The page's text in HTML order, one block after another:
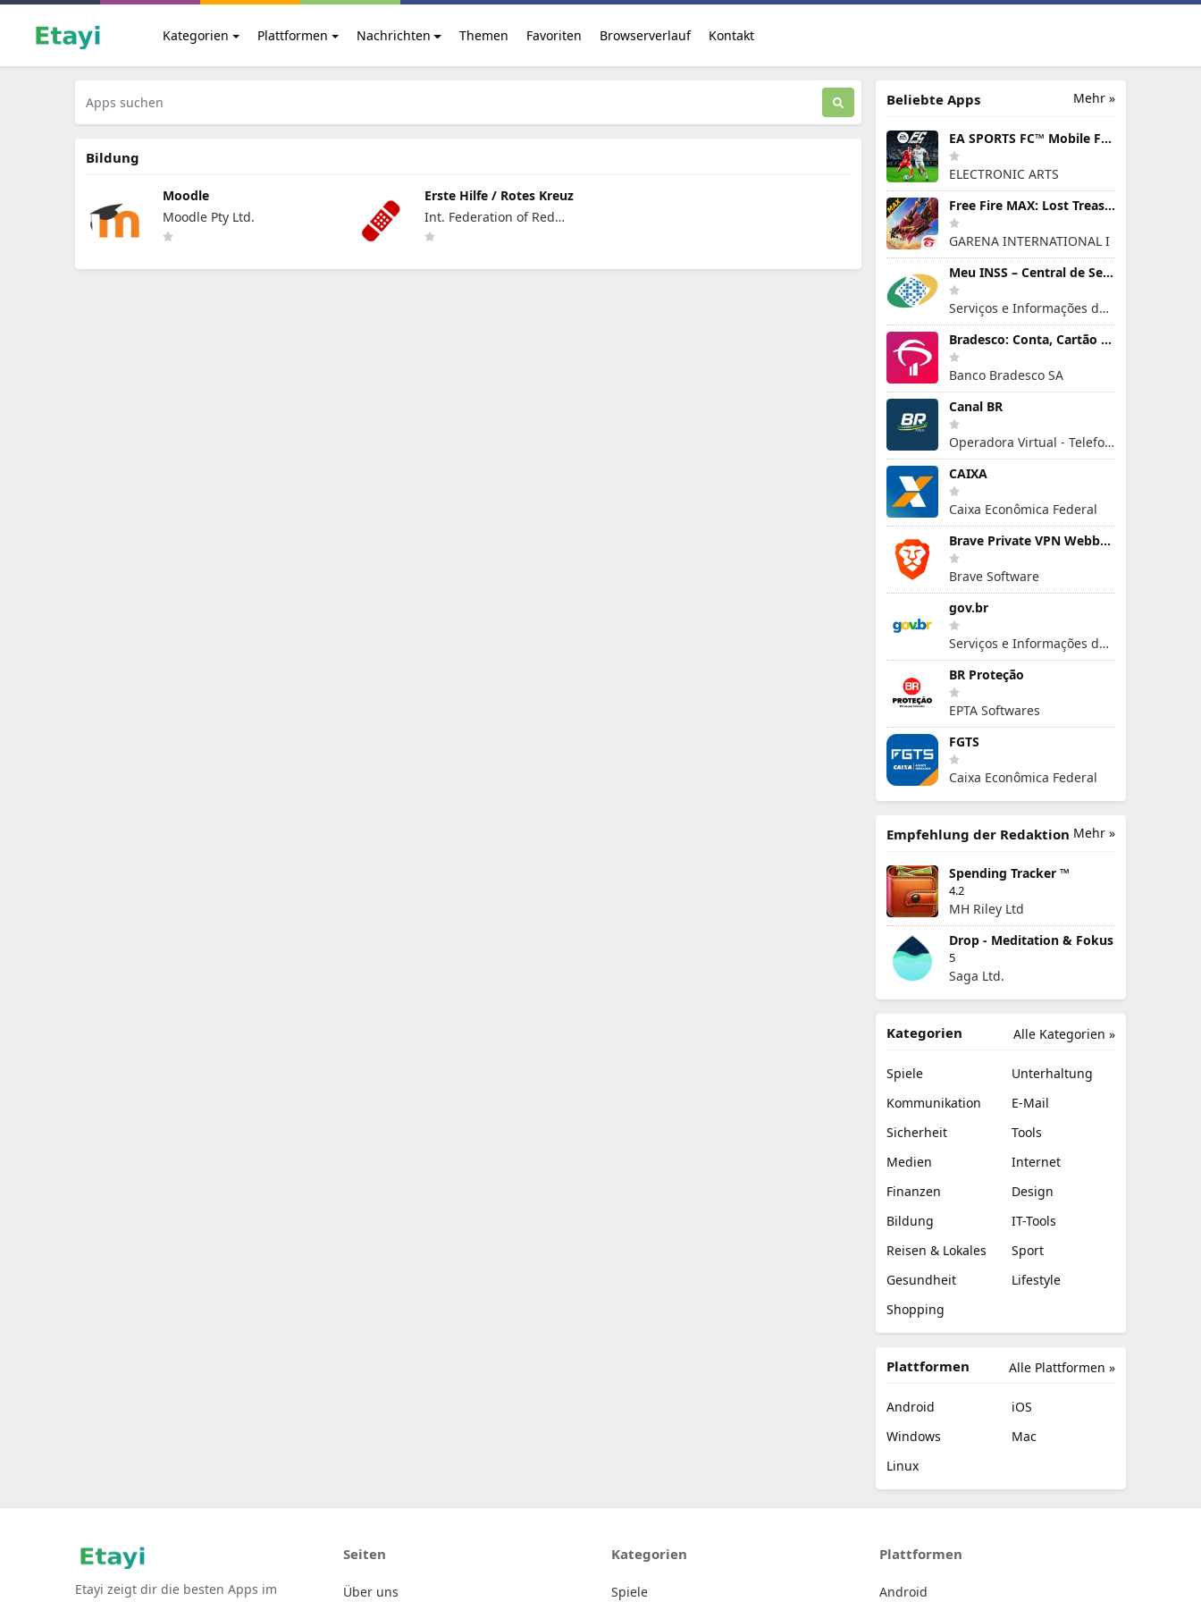
Kategorien Plattformen Nachrichten Themen Favoriten Browserverlauf Kontakt
Bildung
Moodle
Moodle Pty Ltd.
Erste Hilfe / Rotes Kreuz
Int. Federation of Red
Cross and Red Crescent
Mehr »
Beliebte Apps
EA SPORTS FC™ Mobile Fußball
ELECTRONIC ARTS
Free Fire MAX: Lost Treasure
GARENA INTERNATIONAL I
Meu INSS – Central de Serviços
Serviços e Informações do Brasil
Bradesco: Conta, Cartão e Pix!
Banco Bradesco SA
Canal BR
Operadora Virtual - Telefonia Móvel
CAIXA
Caixa Econômica Federal
Brave Private VPN Webbrowser
Brave Software
gov.br
Serviços e Informações do Brasil
BR Proteção
EPTA Softwares
FGTS
Caixa Econômica Federal
Mehr »
Empfehlung der Redaktion
Spending Tracker ™
4.2
MH Riley Ltd
Drop - Meditation & Fokus
5
Saga Ltd.
Alle Kategorien »
Kategorien
Spiele
Unterhaltung
Kommunikation
E-Mail
Sicherheit
Tools
Medien
Internet
Finanzen
Design
Bildung
IT-Tools
Reisen & Lokales
Sport
Gesundheit
Lifestyle
Shopping
Alle Plattformen »
Plattformen
Android
iOS
Windows
Mac
Linux
Etayi zeigt dir die besten Apps im
Seiten
Über uns
Kategorien
Spiele
Plattformen
Android